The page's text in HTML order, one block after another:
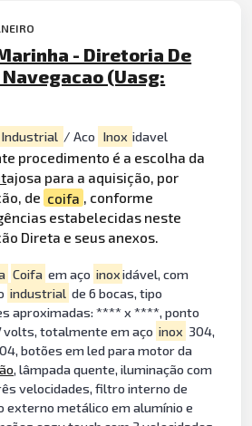
- Diretoria De
(Uasg:
Industrial / Aco Inox idavel
procedimento é a escolha da
ajosa para a aquisição, por
de coifa , conforme
estabelecidas neste
Direta e seus anexos.
Coifa em aço inoxidável, com
industrial de 6 bocas, tipo
aproximadas: **** x ****, ponto
volts, totalmente em aço inox 304,
botões em led para motor da
, lâmpada quente, iluminação com
velocidades, filtro interno de
externo metálico em alumínio e